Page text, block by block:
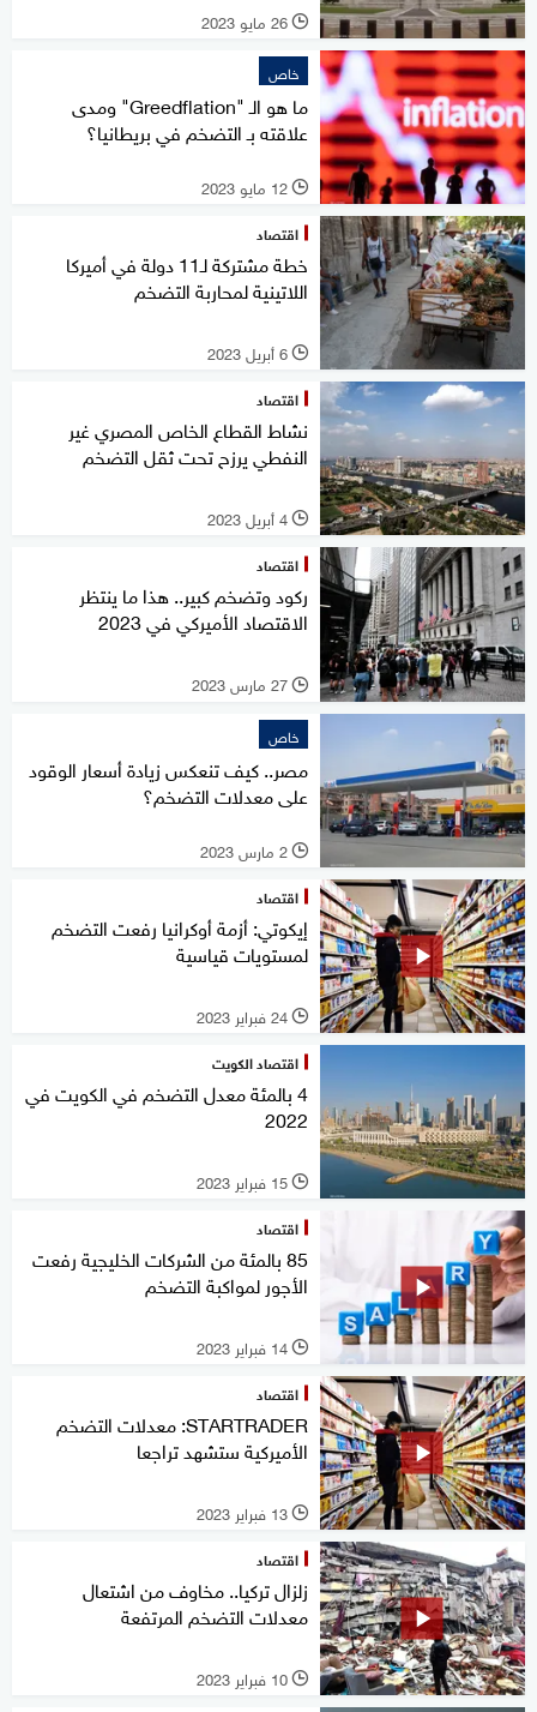
l 26 مايو 2023
خاص
ما هو الـ "Greedflation" ومدى
علاقته بـ التضخم في بريطانيا؟
l 12 مايو 2023
اقتصاد
خطة مشتركة لـ11 دولة في أميركا
اللاتينية لمحاربة التضخم
l 6 أبريل 2023
اقتصاد
نشاط القطاع الخاص المصري غير
النفطي يرزح تحت ثقل التضخم
l 4 أبريل 2023
اقتصاد
ركود وتضخم كبير.. هذا ما ينتظر
الاقتصاد الأميركي في 2023
l 27 مارس 2023
خاص
مصر.. كيف تنعكس زيادة أسعار الوقود
على معدلات التضخم؟
l 2 مارس 2023
اقتصاد
إيكوتي: أزمة أوكرانيا رفعت التضخم
لمستويات قياسية
l 24 فبراير 2023
اقتصاد الكويت
4 بالمئة معدل التضخم في الكويت في
2022
l 15 فبراير 2023
اقتصاد
85 بالمئة من الشركات الخليجية رفعت
الأجور لمواكبة التضخم
l 14 فبراير 2023
اقتصاد
STARTRADER: معدلات التضخم
الأميركية ستشهد تراجعا
l 13 فبراير 2023
اقتصاد
زلزال تركيا.. مخاوف من اشتعال
معدلات التضخم المرتفعة
l 10 فبراير 2023